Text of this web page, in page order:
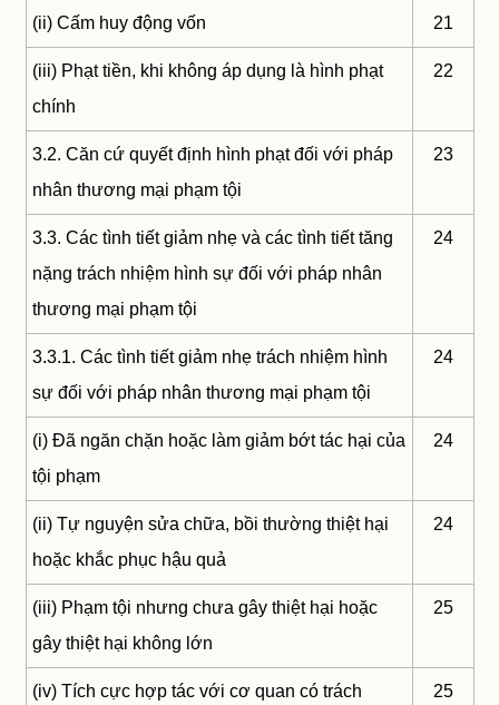
(ii) Cấm huy động vốn 21
(iii) Phạt tiền, khi không áp dụng là hình phạt
chính
22
3.2. Căn cứ quyết định hình phạt đối với pháp
nhân thương mại phạm tội
23
3.3. Các tình tiết giảm nhẹ và các tình tiết tăng
nặng trách nhiệm hình sự đối với pháp nhân
thương mại phạm tội
24
3.3.1. Các tình tiết giảm nhẹ trách nhiệm hình
sự đối với pháp nhân thương mại phạm tội
24
(i) Đã ngăn chặn hoặc làm giảm bớt tác hại của
tội phạm
24
(ii) Tự nguyện sửa chữa, bồi thường thiệt hại
hoặc khắc phục hậu quả
24
(iii) Phạm tội nhưng chưa gây thiệt hại hoặc
gây thiệt hại không lớn
25
(iv) Tích cực hợp tác với cơ quan có trách 25